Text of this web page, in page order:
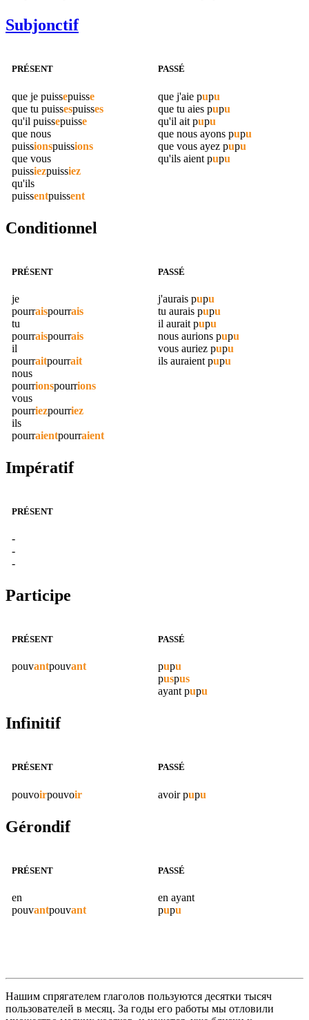
Subjonctif
PRÉSENT
que je puissepuisse
que tu puissespuisses
qu'il puissepuisse
que nous
puissionspuissions
que vous
puissiezpuissiez
qu'ils
puissentpuissent
PASSÉ
que j'aie pupu
que tu aies pupu
qu'il ait pupu
que nous ayons pupu
que vous ayez pupu
qu'ils aient pupu
Conditionnel
PRÉSENT
je
pourraispourrais
tu
pourraispourrais
il
pourraitpourrait
nous
pourrionspourrions
vous
pourriezpourriez
ils
pourraientpourraient
PASSÉ
j'aurais pupu
tu aurais pupu
il aurait pupu
nous aurions pupu
vous auriez pupu
ils auraient pupu
Impératif
PRÉSENT
-
-
-
Participe
PRÉSENT
pouvantpouvant
PASSÉ
pupu
puspus
ayant pupu
Infinitif
PRÉSENT
pouvoirpouvoir
PASSÉ
avoirpupu
Gérondif
PRÉSENT
en
pouvantpouvant
PASSÉ
en ayant
pupu
Нашим спрягателем глаголов пользуются десятки тысяч
пользователей в месяц. За годы его работы мы отловили